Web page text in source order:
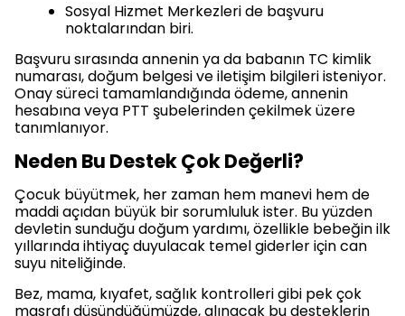
Sosyal Hizmet Merkezleri de başvuru
noktalarından biri.
Başvuru sırasında annenin ya da babanın TC kimlik
numarası, doğum belgesi ve iletişim bilgileri isteniyor.
Onay süreci tamamlandığında ödeme, annenin
hesabına veya PTT şubelerinden çekilmek üzere
tanımlanıyor.
Neden Bu Destek Çok Değerli?
Çocuk büyütmek, her zaman hem manevi hem de
maddi açıdan büyük bir sorumluluk ister. Bu yüzden
devletin sunduğu doğum yardımı, özellikle bebeğin ilk
yıllarında ihtiyaç duyulacak temel giderler için can
suyu niteliğinde.
Bez, mama, kıyafet, sağlık kontrolleri gibi pek çok
masrafı düşündüğümüzde, alınacak bu desteklerin